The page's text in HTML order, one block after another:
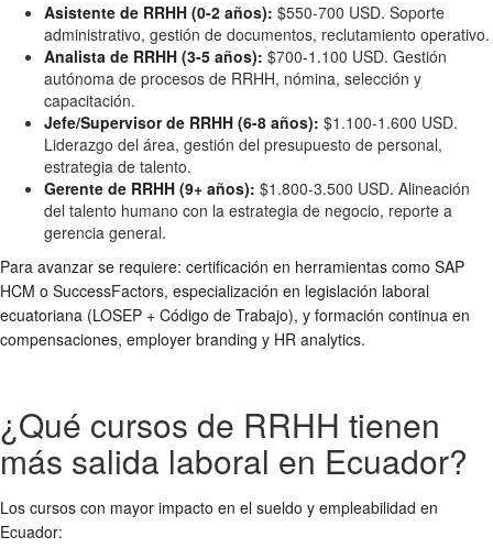
Asistente de RRHH (0-2 años): $550-700 USD. Soporte
administrativo, gestión de documentos, reclutamiento operativo.
Analista de RRHH (3-5 años): $700-1.100 USD. Gestión
autónoma de procesos de RRHH, nómina, selección y
capacitación.
Jefe/Supervisor de RRHH (6-8 años): $1.100-1.600 USD.
Liderazgo del área, gestión del presupuesto de personal,
estrategia de talento.
Gerente de RRHH (9+ años): $1.800-3.500 USD. Alineación
del talento humano con la estrategia de negocio, reporte a
gerencia general.
Para avanzar se requiere: certificación en herramientas como SAP
HCM o SuccessFactors, especialización en legislación laboral
ecuatoriana (LOSEP + Código de Trabajo), y formación continua en
compensaciones, employer branding y HR analytics.
¿Qué cursos de RRHH tienen
más salida laboral en Ecuador?
Los cursos con mayor impacto en el sueldo y empleabilidad en
Ecuador: